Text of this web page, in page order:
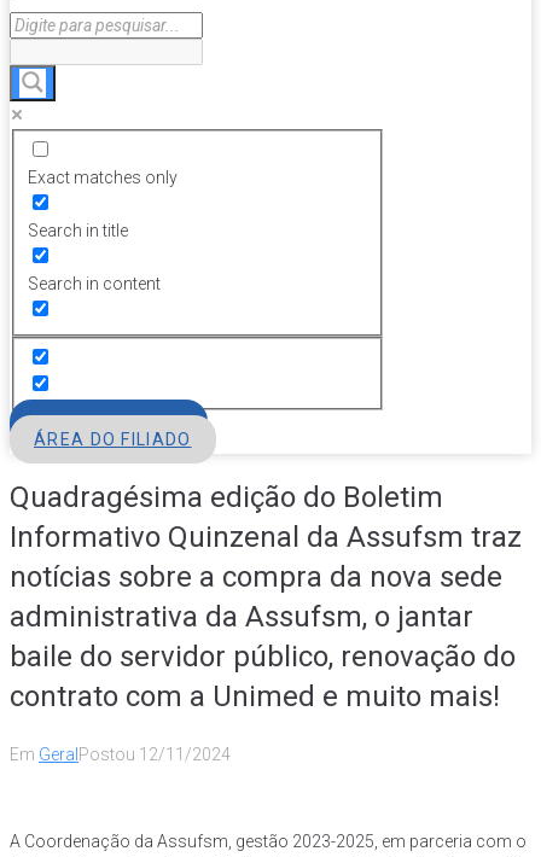
Exact matches only
Search in title
Search in content
ÁREA DO FILIADO
Quadragésima edição do Boletim
Informativo Quinzenal da Assufsm traz
notícias sobre a compra da nova sede
administrativa da Assufsm, o jantar
baile do servidor público, renovação do
contrato com a Unimed e muito mais!
Em Geral Postou 12/11/2024
A Coordenação da Assufsm, gestão 2023-2025, em parceria com o